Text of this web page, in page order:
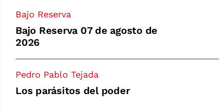
Bajo Reserva
Bajo Reserva 07 de agosto de
2026
Pedro Pablo Tejada
Los parásitos del poder